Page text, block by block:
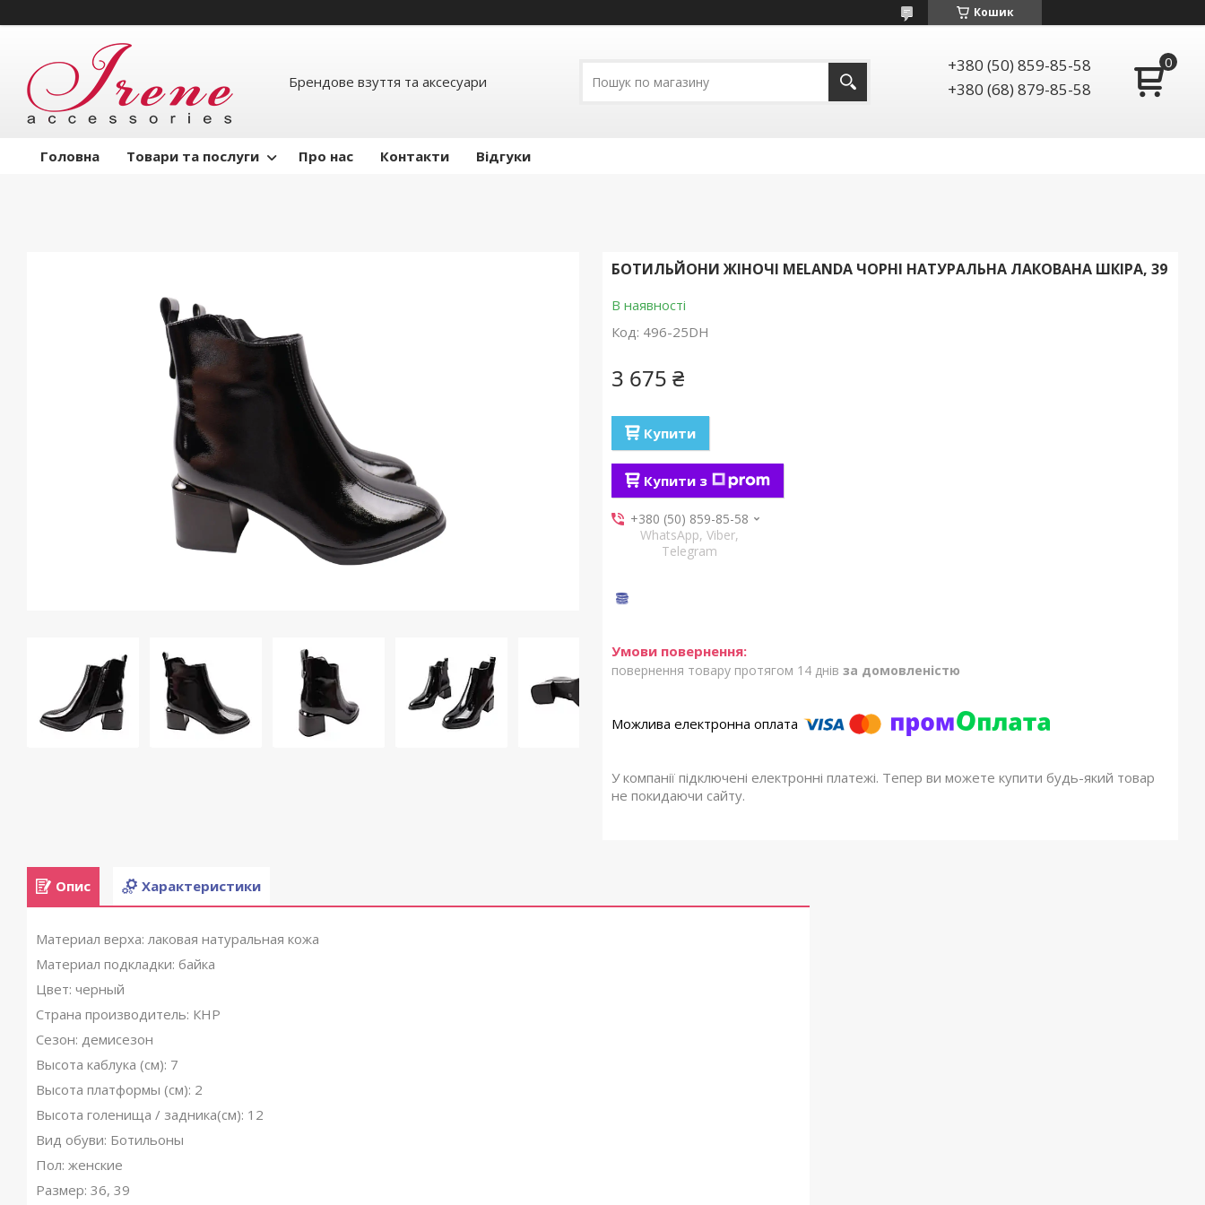
Кошик
Брендове взуття та аксесуари
+380 (50) 859-85-58
+380 (68) 879-85-58
Головна Товари та послуги Про нас Контакти Відгуки
БОТИЛЬЙОНИ ЖІНОЧІ MELANDA ЧОРНІ НАТУРАЛЬНА ЛАКОВАНА ШКІРА, 39
В наявності
Код: 496-25DH
3 675 ₴
Купити
Купити з
+380 (50) 859-85-58
WhatsApp, Viber,
Telegram
повернення товару протягом 14 днів за домовленістю
У компанії підключені електронні платежі. Тепер ви можете купити будь-який товар
не покидаючи сайту.
Опис Характеристики
Материал верха: лаковая натуральная кожа
Материал подкладки: байка
Цвет: черный
Страна производитель: КНР
Сезон: демисезон
Высота каблука (см): 7
Высота платформы (см): 2
Высота голенища / задника(см): 12
Вид обуви: Ботильоны
Пол: женские
Размер: 36, 39